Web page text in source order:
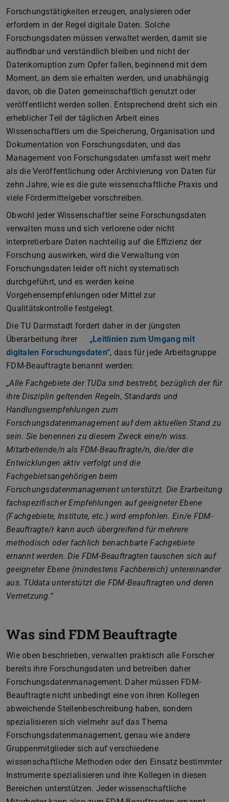
Forschungstätigkeiten erzeugen, analysieren oder
erfordern in der Regel digitale Daten. Solche
Forschungsdaten müssen verwaltet werden, damit sie
auffindbar und verständlich bleiben und nicht der
Datenkorruption zum Opfer fallen, beginnend mit dem
Moment, an dem sie erhalten werden, und unabhängig
davon, ob die Daten gemeinschaftlich genutzt oder
veröffentlicht werden sollen. Entsprechend dreht sich ein
erheblicher Teil der täglichen Arbeit eines
Wissenschaftlers um die Speicherung, Organisation und
Dokumentation von Forschungsdaten, und das
Management von Forschungsdaten umfasst weit mehr
als die Veröffentlichung oder Archivierung von Daten für
zehn Jahre, wie es die gute wissenschaftliche Praxis und
viele Fördermittelgeber vorschreiben.
Obwohl jeder Wissenschaftler seine Forschungsdaten
verwalten muss und sich verlorene oder nicht
interpretierbare Daten nachteilig auf die Effizienz der
Forschung auswirken, wird die Verwaltung von
Forschungsdaten leider oft nicht systematisch
durchgeführt, und es werden keine
Vorgehensempfehlungen oder Mittel zur
Qualitätskontrolle festgelegt.
Die TU Darmstadt fordert daher in der jüngsten
Überarbeitung ihrer
„Leitlinien zum Umgang mit
digitalen Forschungsdaten“, dass für jede Arbeitsgruppe
FDM-Beauftragte benannt werden:
„Alle Fachgebiete der TUDa sind bestrebt, bezüglich der für
ihre Disziplin geltenden Regeln, Standards und
Handlungsempfehlungen zum
Forschungsdatenmanagement auf dem aktuellen Stand zu
sein. Sie benennen zu diesem Zweck eine/n wiss.
Mitarbeitende/n als FDM-Beauftragte/n, die/der die
Entwicklungen aktiv verfolgt und die
Fachgebietsangehörigen beim
Forschungsdatenmanagement unterstützt. Die Erarbeitung
fachspezifischer Empfehlungen auf geeigneter Ebene
(Fachgebiete, Institute, etc.) wird empfohlen. Ein/e FDM-
Beauftragte/r kann auch übergreifend für mehrere
methodisch oder fachlich benachbarte Fachgebiete
ernannt werden. Die FDM-Beauftragten tauschen sich auf
geeigneter Ebene (mindestens Fachbereich) untereinander
aus. TUdata unterstützt die FDM-Beauftragten und deren
Vernetzung.“
Was sind FDM Beauftragte
Wie oben beschrieben, verwalten praktisch alle Forscher
bereits ihre Forschungsdaten und betreiben daher
Forschungsdatenmanagement. Daher müssen FDM-
Beauftragte nicht unbedingt eine von ihren Kollegen
abweichende Stellenbeschreibung haben, sondern
spezialisieren sich vielmehr auf das Thema
Forschungsdatenmanagement, genau wie andere
Gruppenmitglieder sich auf verschiedene
wissenschaftliche Methoden oder den Einsatz bestimmter
Instrumente spezialisieren und ihre Kollegen in diesen
Bereichen unterstützen. Jeder wissenschaftliche